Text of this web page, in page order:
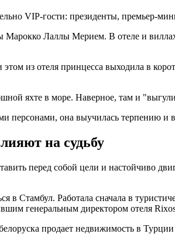
VIP-гости: президенты, премьер-
Лаллы Мерием. В отеле и виллах
из отеля принцесса выходила в
яхте в море. Наверное, там и
персонами, она выучилась терпению
на судьбу
перед собой цели и настойчиво
в Стамбул. Работала сначала в
генеральным директором отеля